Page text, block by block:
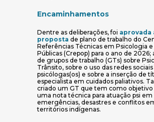
Encaminhamentos
Dentre as deliberações, foi aprovada
proposta (abre em nova janela)
de plano de trabalho do
Referências Técnicas em Psicologia
Públicas (Crepop) para o ano de 2026;
de grupos de trabalho (GTs) sobre
Trânsito, sobre o uso das redes
psicólogas(os) e sobre a inserção de
especialista em cuidados paliativos.
criado um GT que tem como objetivo
uma nota técnica para atuação psi em
emergências, desastres e conflitos
territórios indígenas.